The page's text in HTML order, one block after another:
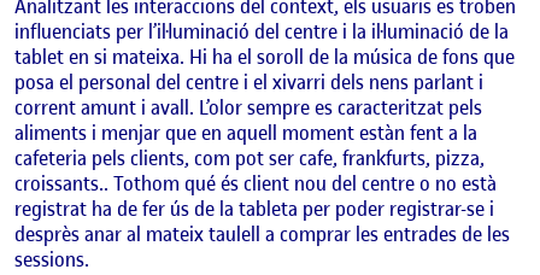
Analitzant les interaccions del context, els usuaris es troben
influenciats per l’il·luminació del centre i la il·luminació de la
tablet en si mateixa. Hi ha el soroll de la música de fons que
posa el personal del centre i el xivarri dels nens parlant i
corrent amunt i avall. L’olor sempre es caracteritzat pels
aliments i menjar que en aquell moment estàn fent a la
cafeteria pels clients, com pot ser cafe, frankfurts, pizza,
croissants.. Tothom qué és client nou del centre o no està
registrat ha de fer ús de la tableta per poder registrar-se i
desprès anar al mateix taulell a comprar les entrades de les
sessions.